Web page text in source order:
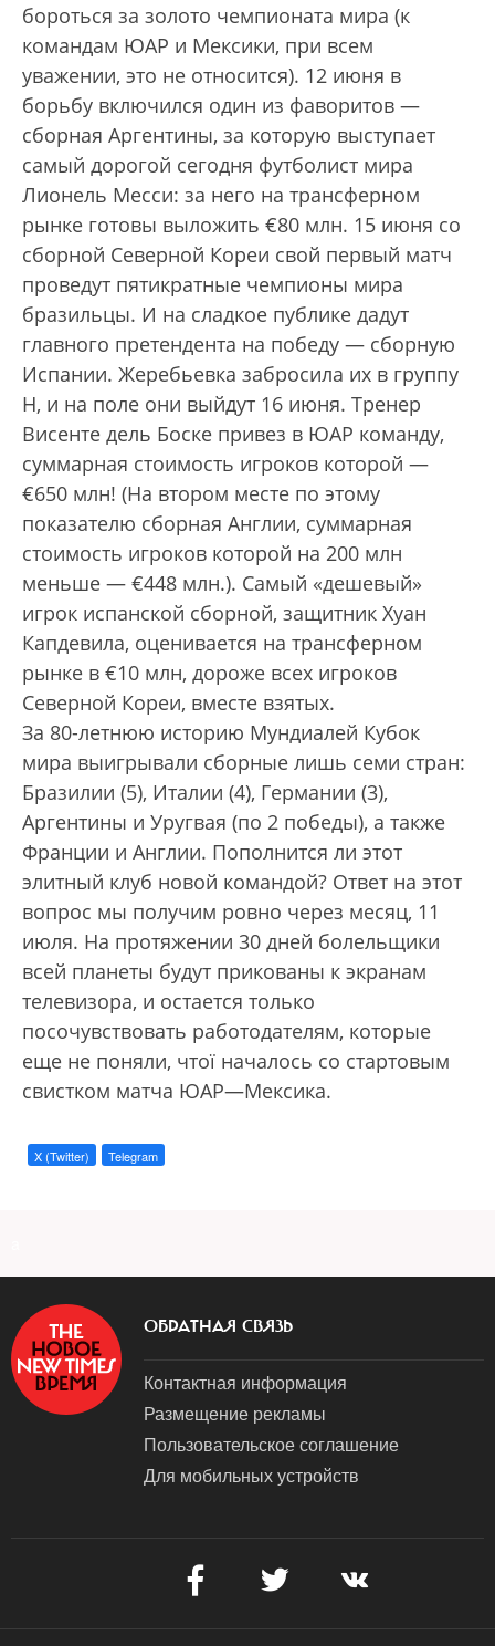
бороться за золото чемпионата мира (к
командам ЮАР и Мексики, при всем
уважении, это не относится). 12 июня в
борьбу включился один из фаворитов —
сборная Аргентины, за которую выступает
самый дорогой сегодня футболист мира
Лионель Месси: за него на трансферном
рынке готовы выложить €80 млн. 15 июня со
сборной Северной Кореи свой первый матч
проведут пятикратные чемпионы мира
бразильцы. И на сладкое публике дадут
главного претендента на победу — сборную
Испании. Жеребьевка забросила их в группу
H, и на поле они выйдут 16 июня. Тренер
Висенте дель Боске привез в ЮАР команду,
суммарная стоимость игроков которой —
€650 млн! (На втором месте по этому
показателю сборная Англии, суммарная
стоимость игроков которой на 200 млн
меньше — €448 млн.). Самый «дешевый»
игрок испанской сборной, защитник Хуан
Капдевила, оценивается на трансферном
рынке в €10 млн, дороже всех игроков
Северной Кореи, вместе взятых.
За 80-летнюю историю Мундиалей Кубок
мира выигрывали сборные лишь семи стран:
Бразилии (5), Италии (4), Германии (3),
Аргентины и Уругвая (по 2 победы), а также
Франции и Англии. Пополнится ли этот
элитный клуб новой командой? Ответ на этот
вопрос мы получим ровно через месяц, 11
июля. На протяжении 30 дней болельщики
всей планеты будут прикованы к экранам
телевизора, и остается только
посочувствовать работодателям, которые
еще не поняли, чтої началось со стартовым
свистком матча ЮАР—Мексика.
X (Twitter) Telegram
ОБРАТНАЯ СВЯЗЬ
Контактная информация
Размещение рекламы
Пользовательское соглашение
Для мобильных устройств